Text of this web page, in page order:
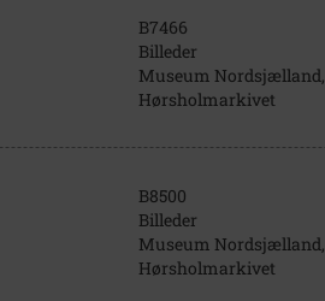
B7466
Billeder
Museum Nordsjælland,
Hørsholmarkivet
B8500
Billeder
Museum Nordsjælland,
Hørsholmarkivet